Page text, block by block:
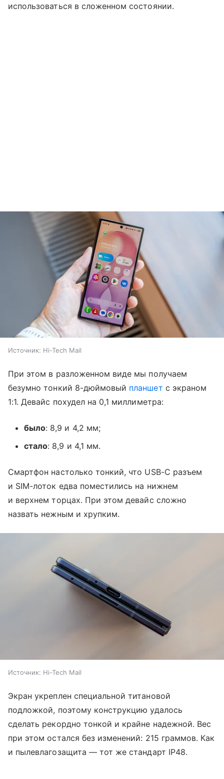
использоваться в сложенном состоянии.
Источник: Hi-Tech Mail
При этом в разложенном виде мы получаем
безумно тонкий 8-дюймовый планшет с экраном
1:1. Девайс похудел на 0,1 миллиметра:
было: 8,9 и 4,2 мм;
стало: 8,9 и 4,1 мм.
Смартфон настолько тонкий, что USB-C разъем
и SIM-лоток едва поместились на нижнем
и верхнем торцах. При этом девайс сложно
назвать нежным и хрупким.
Источник: Hi-Tech Mail
Экран укреплен специальной титановой
подложкой, поэтому конструкцию удалось
сделать рекордно тонкой и крайне надежной. Вес
при этом остался без изменений: 215 граммов. Как
и пылевлагозащита — тот же стандарт IP48.